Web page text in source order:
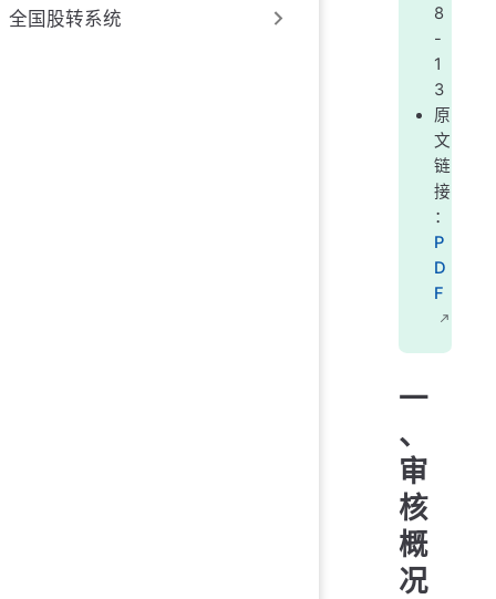
全国股转系统
8
-
1
3
原
文
链
接
：
P
D
F
一
、
审
核
概
况